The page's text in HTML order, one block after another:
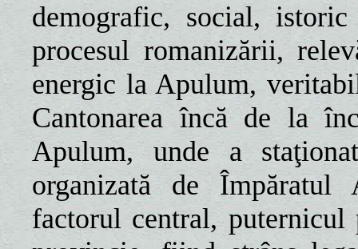
demografic, social,
procesul romanizării,
energic la Apulum,
Cantonarea încă de la
Apulum, unde a
organizată de
factorul central,